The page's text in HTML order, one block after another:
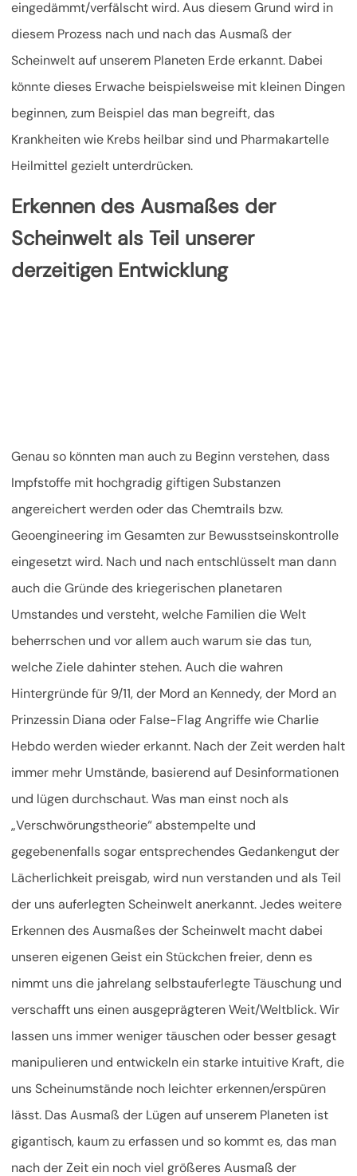
eingedämmt/verfälscht wird. Aus diesem Grund wird in
diesem Prozess nach und nach das Ausmaß der
Scheinwelt auf unserem Planeten Erde erkannt. Dabei
könnte dieses Erwache beispielsweise mit kleinen Dingen
beginnen, zum Beispiel das man begreift, das
Krankheiten wie Krebs heilbar sind und Pharmakartelle
Heilmittel gezielt unterdrücken.
Erkennen des Ausmaßes der
Scheinwelt als Teil unserer
derzeitigen Entwicklung
Genau so könnten man auch zu Beginn verstehen, dass
Impfstoffe mit hochgradig giftigen Substanzen
angereichert werden oder das Chemtrails bzw.
Geoengineering im Gesamten zur Bewusstseinskontrolle
eingesetzt wird. Nach und nach entschlüsselt man dann
auch die Gründe des kriegerischen planetaren
Umstandes und versteht, welche Familien die Welt
beherrschen und vor allem auch warum sie das tun,
welche Ziele dahinter stehen. Auch die wahren
Hintergründe für 9/11, der Mord an Kennedy, der Mord an
Prinzessin Diana oder False-Flag Angriffe wie Charlie
Hebdo werden wieder erkannt. Nach der Zeit werden halt
immer mehr Umstände, basierend auf Desinformationen
und lügen durchschaut. Was man einst noch als
„Verschwörungstheorie“ abstempelte und
gegebenenfalls sogar entsprechendes Gedankengut der
Lächerlichkeit preisgab, wird nun verstanden und als Teil
der uns auferlegten Scheinwelt anerkannt. Jedes weitere
Erkennen des Ausmaßes der Scheinwelt macht dabei
unseren eigenen Geist ein Stückchen freier, denn es
nimmt uns die jahrelang selbstauferlegte Täuschung und
verschafft uns einen ausgeprägteren Weit/Weltblick. Wir
lassen uns immer weniger täuschen oder besser gesagt
manipulieren und entwickeln ein starke intuitive Kraft, die
uns Scheinumstände noch leichter erkennen/erspüren
lässt. Das Ausmaß der Lügen auf unserem Planeten ist
gigantisch, kaum zu erfassen und so kommt es, das man
nach der Zeit ein noch viel größeres Ausmaß der